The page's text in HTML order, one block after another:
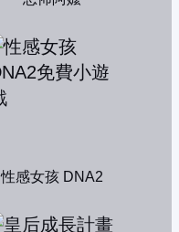
性感女孩 DNA2